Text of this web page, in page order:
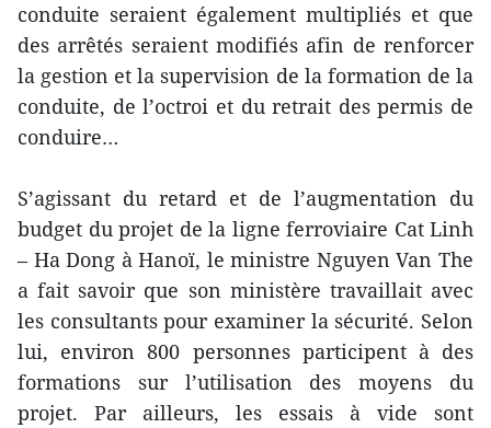
conduite seraient également multipliés et que
des arrêtés seraient modifiés afin de renforcer
la gestion et la supervision de la formation de la
conduite, de l’octroi et du retrait des permis de
conduire…
S’agissant du retard et de l’augmentation du
budget du projet de la ligne ferroviaire Cat Linh
– Ha Dong à Hanoï, le ministre Nguyen Van The
a fait savoir que son ministère travaillait avec
les consultants pour examiner la sécurité. Selon
lui, environ 800 personnes participent à des
formations sur l’utilisation des moyens du
projet. Par ailleurs, les essais à vide sont